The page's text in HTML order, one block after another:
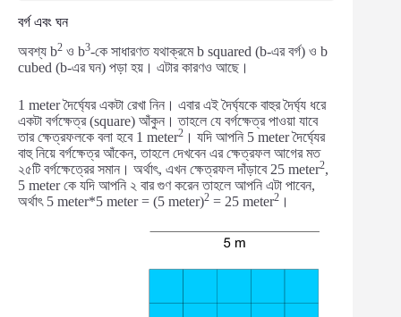
বর্গ এবং ঘন
অবশ্য b2 ও b3-কে সাধারণত যথাক্রমে b squared (b-এর বর্গ) ও b
cubed (b-এর ঘন) পড়া হয়। এটার কারণও আছে।
1 meter দৈর্ঘ্যের একটা রেখা নিন। এবার এই দৈর্ঘ্যকে বাহুর দৈর্ঘ্য ধরে
একটা বর্গক্ষেত্র (square) আঁকুন। তাহলে যে বর্গক্ষেত্র পাওয়া যাবে
তার ক্ষেত্রফলকে বলা হবে 1 meter2 । যদি আপনি 5 meter দৈর্ঘ্যের
বাহু নিয়ে বর্গক্ষেত্র আঁকেন, তাহলে দেখবেন এর ক্ষেত্রফল আগের মত
২৫টি বর্গক্ষেত্রের সমান। অর্থাৎ, এখন ক্ষেত্রফল দাঁড়াবে 25 meter2,
5 meter কে যদি আপনি ২ বার গুণ করেন তাহলে আপনি এটা পাবেন,
অর্থাৎ 5 meter*5 meter = (5 meter)2 = 25 meter2 ।